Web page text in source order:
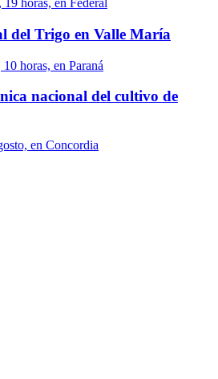
19 horas, en Federal
del Trigo en Valle María
10 horas, en Paraná
nacional del cultivo de
en Concordia